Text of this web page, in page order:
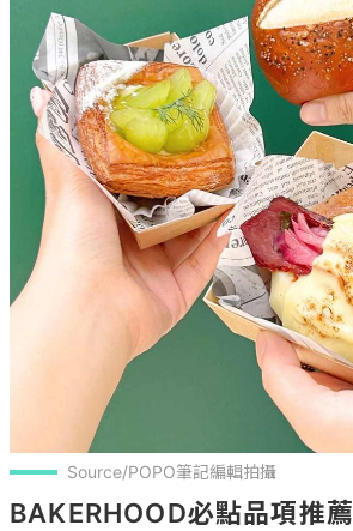
Source/POPO筆記編輯拍攝
BAKERHOOD必點品項推薦